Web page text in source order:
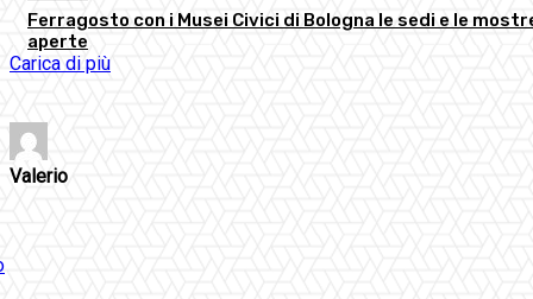
Ferragosto con i Musei Civici di Bologna le sedi e le
aperte
Carica di più
Valerio